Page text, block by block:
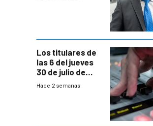
Los titulares de
las 6 del jueves
30 de julio de
2026
Hace 2 semanas